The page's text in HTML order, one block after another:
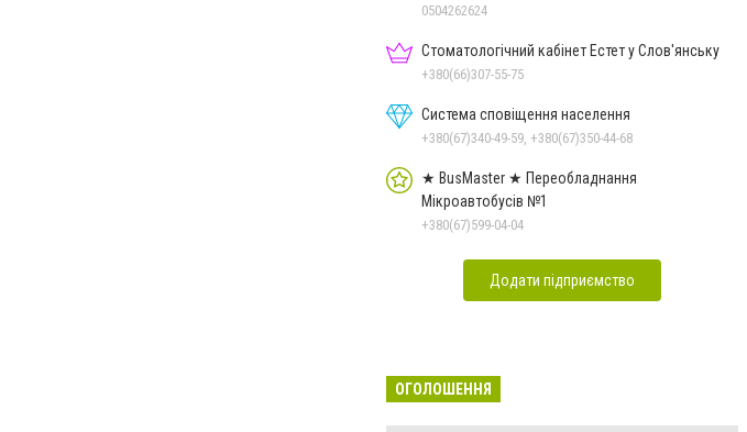
0504262624
Стоматологічний кабінет Естет у Слов'янську
+380(66)307-55-75
Система сповіщення населення
+380(67)340-49-59, +380(67)350-44-68
★ BusMaster ★ Переобладнання
Мікроавтобусів №1
+380(67)599-04-04
Додати підприємство
ОГОЛОШЕННЯ